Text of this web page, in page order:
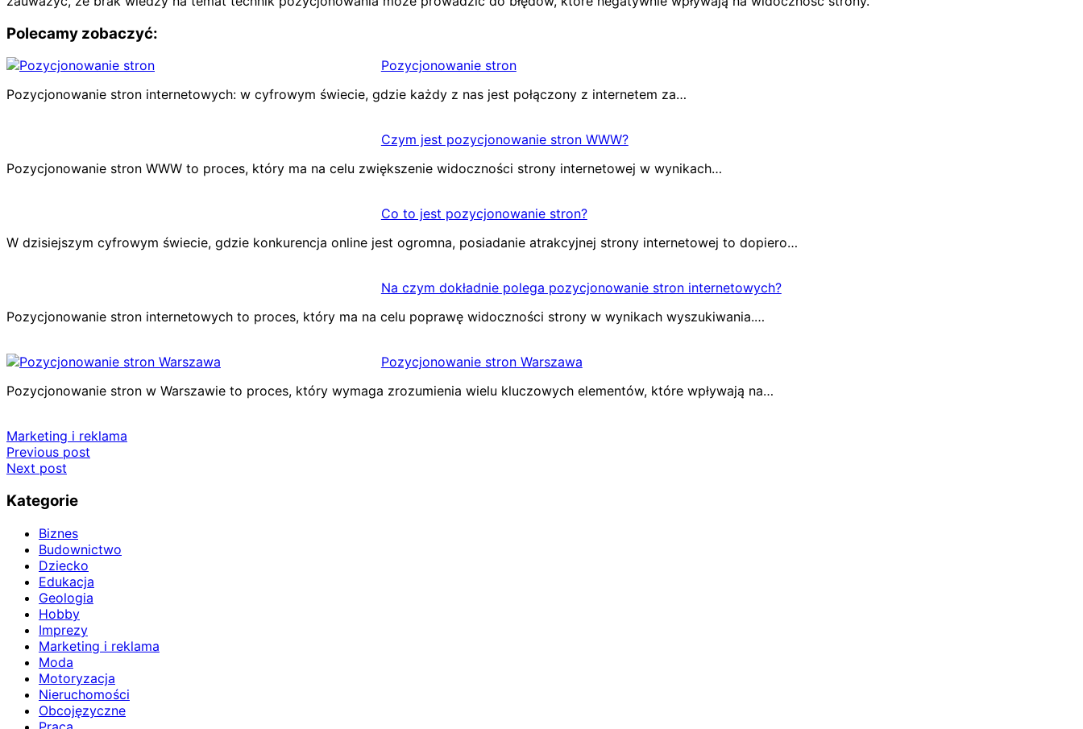
Polecamy zobaczyć:
Pozycjonowanie stron
Pozycjonowanie stron internetowych: w cyfrowym świecie, gdzie każdy z nas jest połączony z internetem za…
Czym jest pozycjonowanie stron WWW?
Pozycjonowanie stron WWW to proces, który ma na celu zwiększenie widoczności strony internetowej w wynikach…
Co to jest pozycjonowanie stron?
W dzisiejszym cyfrowym świecie, gdzie konkurencja online jest ogromna, posiadanie atrakcyjnej strony internetowej to dopiero…
Na czym dokładnie polega pozycjonowanie stron internetowych?
Pozycjonowanie stron internetowych to proces, który ma na celu poprawę widoczności strony w wynikach wyszukiwania.…
Pozycjonowanie stron Warszawa
Pozycjonowanie stron w Warszawie to proces, który wymaga zrozumienia wielu kluczowych elementów, które wpływają na…
Marketing i reklama
Nawigacja
wpisu
Previous post
Next post
Kategorie
Biznes
Budownictwo
Dziecko
Edukacja
Geologia
Hobby
Imprezy
Marketing i reklama
Moda
Motoryzacja
Nieruchomości
Obcojęzyczne